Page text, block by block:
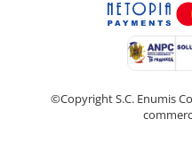
©Copyright S.C. Enumis